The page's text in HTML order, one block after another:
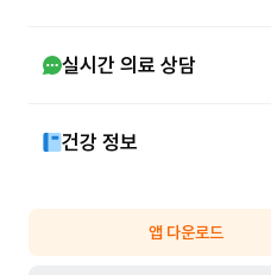
실시간 의료 상담
건강 정보
앱 다운로드